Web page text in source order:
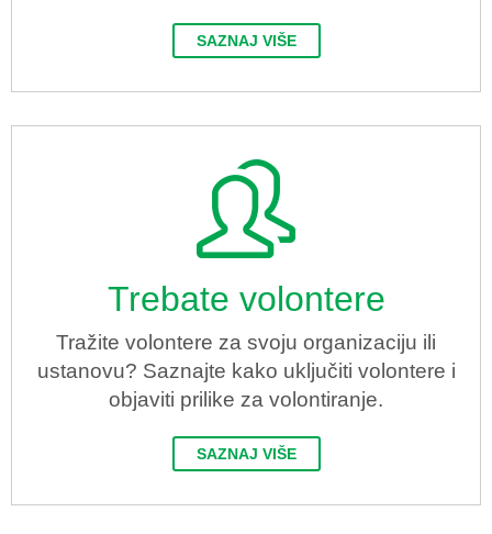
SAZNAJ VIŠE
Trebate volontere
Tražite volontere za svoju organizaciju ili
ustanovu? Saznajte kako uključiti volontere i
objaviti prilike za volontiranje.
SAZNAJ VIŠE